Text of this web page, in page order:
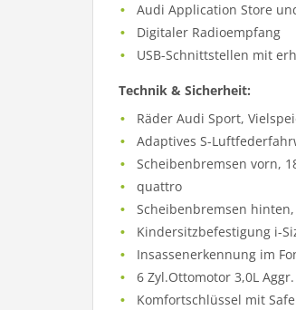
Audi Application Store
Digitaler Radioempfang
USB-Schnittstellen mit
Technik & Sicherheit:
Räder Audi Sport,
Adaptives S-
Scheibenbremsen vorn,
quattro
Scheibenbremsen
Kindersitzbefestigung i-
Insassenerkennung im
6 Zyl.Ottomotor 3,0L
Komfortschlüssel mit